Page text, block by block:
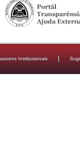
Institusionais